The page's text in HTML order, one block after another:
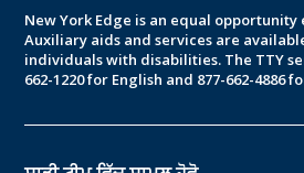
New York Edge is an equal
Auxiliary aids and services are
individuals with disabilities. The TTY
662-1220 for English and 877-662-4886